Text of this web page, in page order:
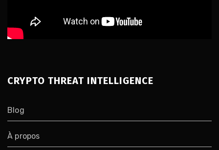
CRYPTO THREAT INTELLIGENCE
Blog
À propos